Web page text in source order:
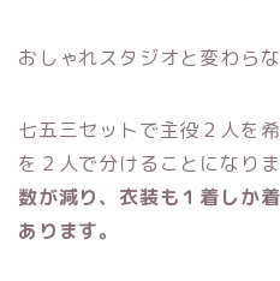
おしゃれスタジオと変わら
七五三セットで主役２人を
を２人で分けることになりま
数が減り、衣装も１着しか
あります。